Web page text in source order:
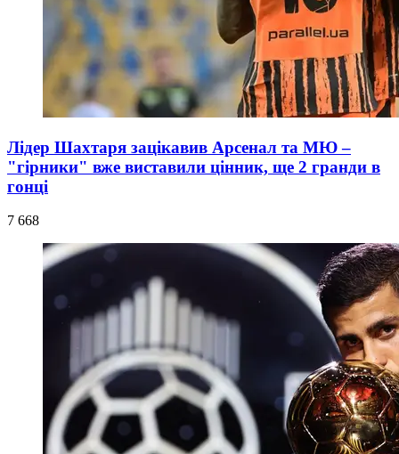
Лідер Шахтаря зацікавив Арсенал та МЮ –
"гірники" вже виставили цінник, ще 2 гранди в
гонці
7 668